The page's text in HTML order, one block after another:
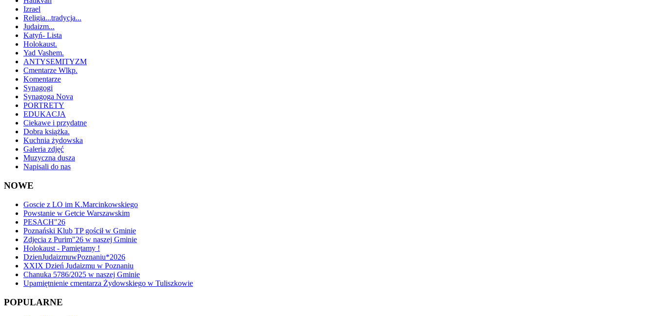
Izrael
Religia...tradycja...
Judaizm...
Katyń- Lista
Holokaust.
Yad Vashem.
ANTYSEMITYZM
Cmentarze Wlkp.
Komentarze
Synagogi
Synagoga Nova
PORTRETY
EDUKACJA
Ciekawe i przydatne
Dobra książka.
Kuchnia żydowska
Galeria zdjęć
Muzyczna dusza
Napisali do nas
NOWE
Goscie z LO im K.Marcinkowskiego
Powstanie w Getcie Warszawskim
PESACH"26
Poznański Klub TP gościł w Gminie
Zdjecia z Purim"26 w naszej Gminie
Holokaust - Pamiętamy !
DzienJudaizmuwPoznaniu*2026
XXIX Dzień Judaizmu w Poznaniu
Chanuka 5786/2025 w naszej Gminie
Upamiętnienie cmentarza Żydowskiego w Tuliszkowie
POPULARNE